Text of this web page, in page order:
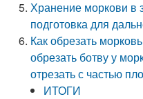
Хранение моркови в
подготовка для
Как обрезать
обрезать ботву у
отрезать с частью
ИТОГИ